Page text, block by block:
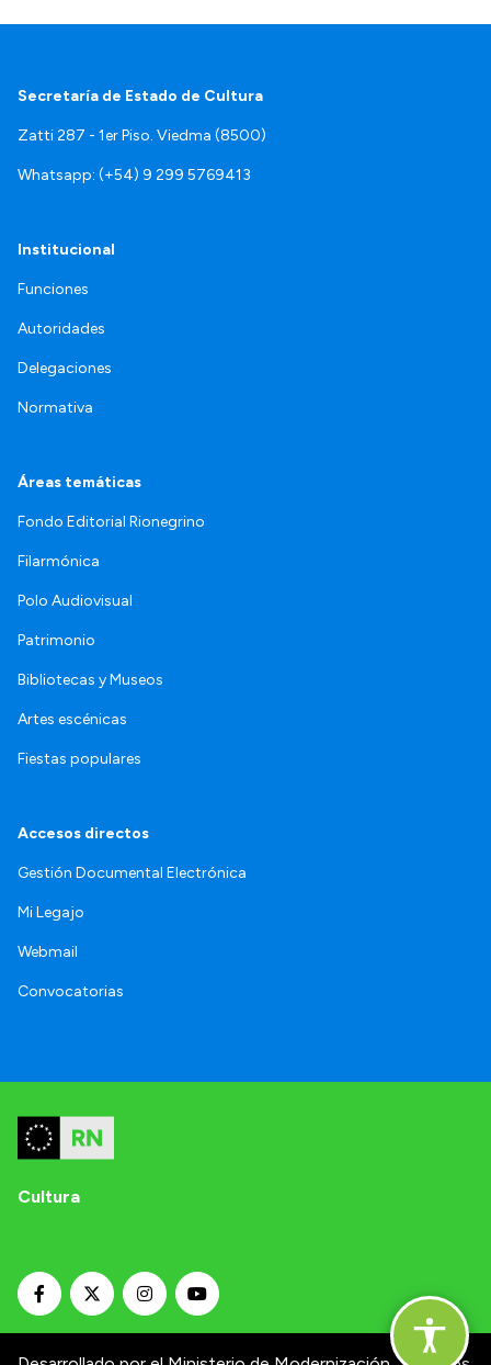
Secretaría de Estado de Cultura
Zatti 287 - 1er Piso. Viedma (8500)
Whatsapp: (+54) 9 299 5769413
Institucional
Funciones
Autoridades
Delegaciones
Normativa
Áreas temáticas
Fondo Editorial Rionegrino
Filarmónica
Polo Audiovisual
Patrimonio
Bibliotecas y Museos
Artes escénicas
Fiestas populares
Accesos directos
Gestión Documental Electrónica
Mi Legajo
Webmail
Convocatorias
Cultura